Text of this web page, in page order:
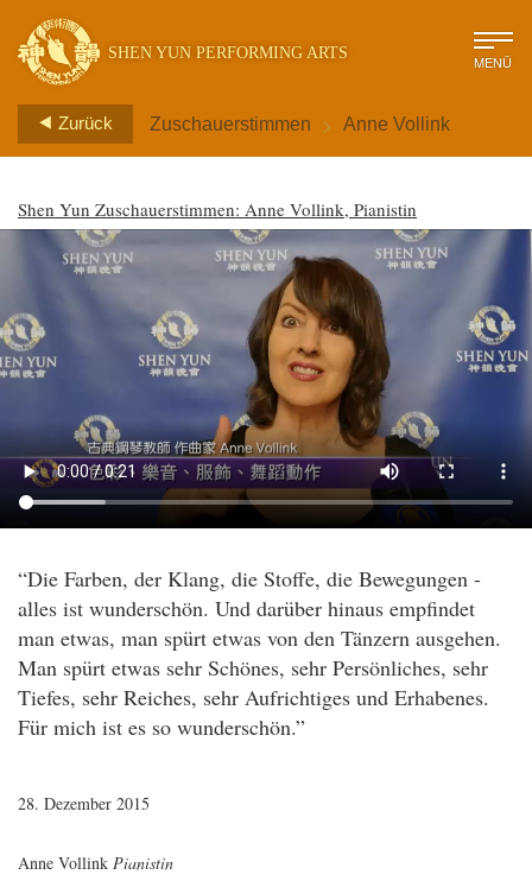
SHEN YUN PERFORMING ARTS MENÜ
Zurück Zuschauerstimmen > Anne Vollink
Shen Yun Zuschauerstimmen: Anne Vollink, Pianistin
“Die Farben, der Klang, die Stoffe, die Bewegungen -
alles ist wunderschön. Und darüber hinaus empfindet
man etwas, man spürt etwas von den Tänzern ausgehen.
Man spürt etwas sehr Schönes, sehr Persönliches, sehr
Tiefes, sehr Reiches, sehr Aufrichtiges und Erhabenes.
Für mich ist es so wunderschön.”
28. Dezember 2015
Anne Vollink Pianistin